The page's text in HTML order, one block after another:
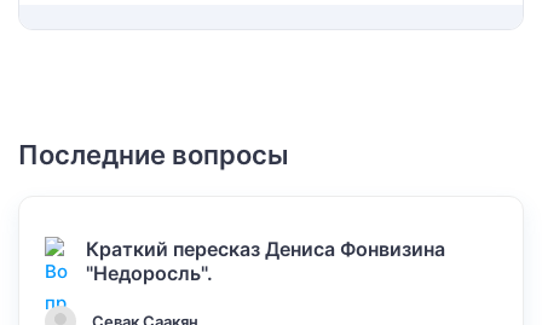
Последние вопросы
Краткий пересказ Дениса Фонвизина
"Недоросль".